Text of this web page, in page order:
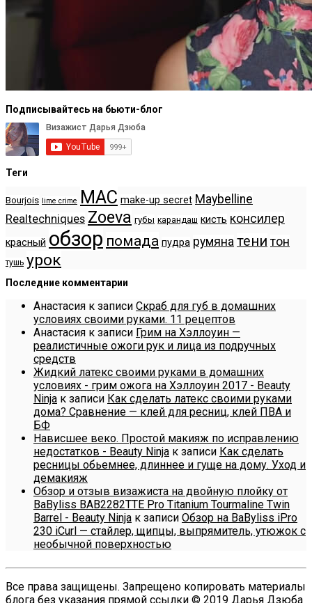
Подписывайтесь на бьюти-блог
Теги
Bourjois lime crime MAC make-up secret Maybelline
Realtechniques Zoeva губы карандаш кисть консилер
красный обзор помада пудра румяна тени тон
тушь урок
Последние комментарии
Анастасия к записи Скраб для губ в домашних
условиях своими руками. 11 рецептов
Анастасия к записи Грим на Хэллоуин —
реалистичные ожоги рук и лица из подручных
средств
Жидкий латекс своими руками в домашних
условиях - грим ожога на Хэллоуин 2017 - Beauty
Ninja к записи Как сделать латекс своими руками
дома? Сравнение — клей для ресниц, клей ПВА и
БФ
Нависшее веко. Простой макияж по исправлению
недостатков - Beauty Ninja к записи Как сделать
ресницы обьемнее, длиннее и гуще на дому. Уход и
демакияж
Обзор и отзыв визажиста на двойную плойку от
BaByliss BAB2282TTE Pro Titanium Tourmaline Twin
Barrel - Beauty Ninja к записи Обзор на BaByliss iPro
230 iCurl — стайлер, щипцы, выпрямитель, утюжок с
необычной поверхностью
Все права защищены. Запрещено копировать материалы
блога без указания прямой ссылки © 2019 Дарья Дзюба